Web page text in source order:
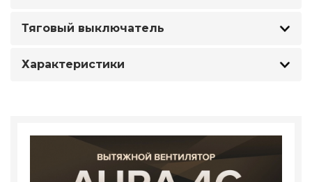
Тяговый выключатель
Характеристики